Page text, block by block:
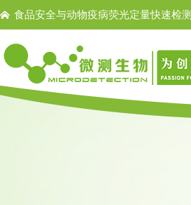
食品安全与动物疫病荧光定量快速检